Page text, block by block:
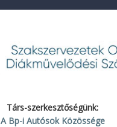
Társ-szerkesztőségünk:
A Bp-i Autósok Közössége